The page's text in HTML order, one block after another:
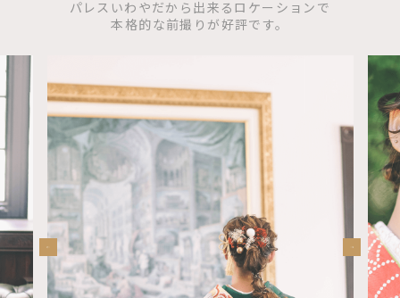
パレスいわやだから出来るロケーションで
本格的な前撮りが好評です。